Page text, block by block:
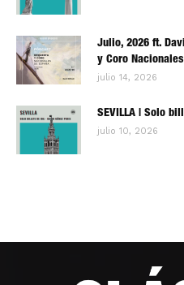
Julio, 2026 ft.
y Coro
julio 14, 2026
SEVILLA | Solo
julio 10, 2026